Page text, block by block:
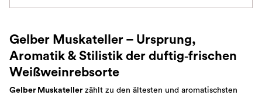
Gelber Muskateller – Ursprung,
Aromatik & Stilistik der duftig‑frischen
Weißweinrebsorte
Gelber Muskatellerzählt zu den ältesten und aromatischsten